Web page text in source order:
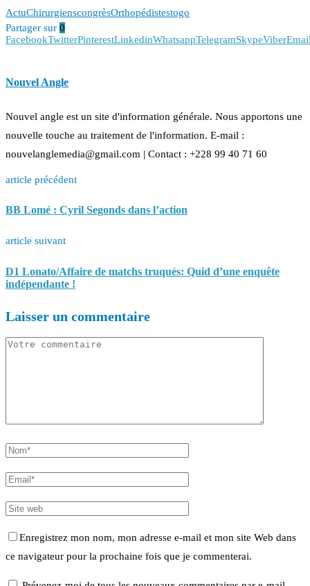
ActuChirurgienscongrèsOrthopédistestogo
Partager sur 0
FacebookTwitterPinterestLinkedinWhatsappTelegramSkypeViber
Nouvel Angle
Nouvel angle est un site d'information générale. Nous apportons une
nouvelle touche au traitement de l'information. E-mail :
nouvelanglemedia@gmail.com | Contact : +228 99 40 71 60
article précédent
BB Lomé : Cyril Segonds dans l’action
article suivant
D1 Lonato/Affaire de matchs truqués: Quid d’une enquête
indépendante !
Laisser un commentaire
Enregistrez mon nom, mon adresse e-mail et mon site Web dans
ce navigateur pour la prochaine fois que je commenterai.